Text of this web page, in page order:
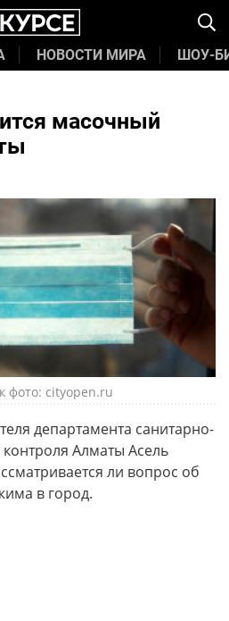
НОВОСТИ МИРА ШОУ-
масочный
фото: cityopen.ru
департамента санитарно-
Алматы Асель
ли вопрос об
в город.